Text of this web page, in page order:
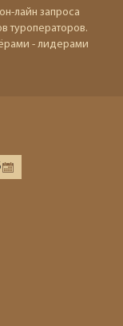
лайн запроса
туроператоров.
- лидерами